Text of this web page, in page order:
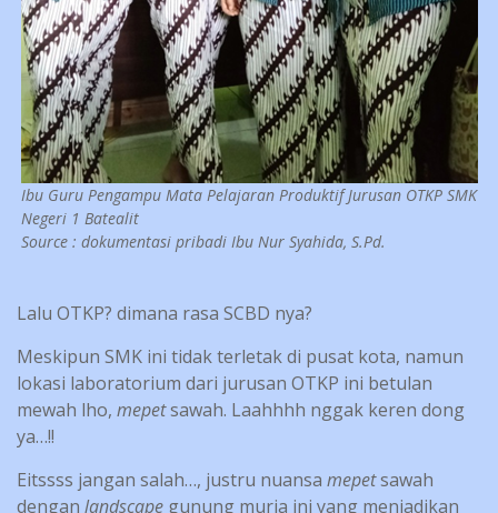
Ibu Guru Pengampu Mata Pelajaran Produktif Jurusan OTKP SMK
Negeri 1 Batealit
Source : dokumentasi pribadi Ibu Nur Syahida, S.Pd.
Lalu OTKP? dimana rasa SCBD nya?
Meskipun SMK ini tidak terletak di pusat kota, namun
lokasi laboratorium dari jurusan OTKP ini betulan
mewah lho, mepetsawah. Laahhhh nggak keren dong
ya…!!
Eitssss jangan salah…, justru nuansa mepetsawah
dengan landscape gunung muria ini yang menjadikan